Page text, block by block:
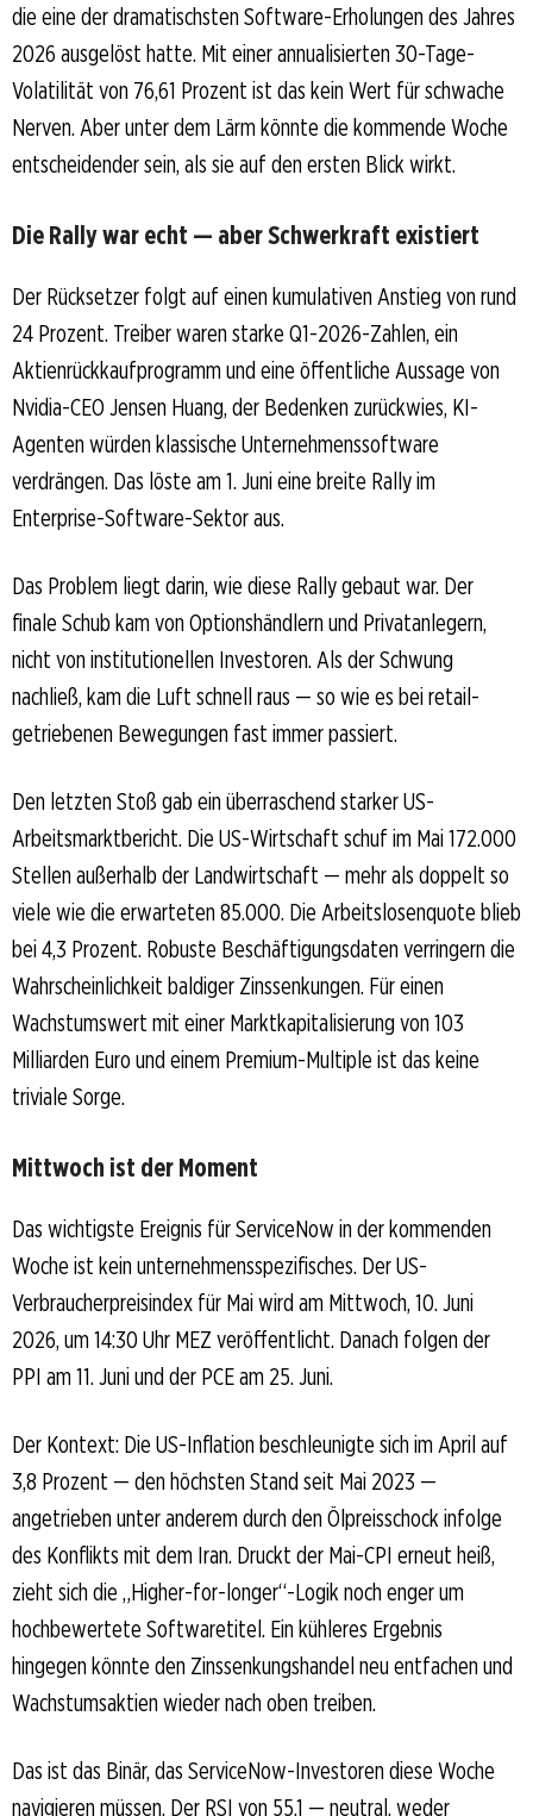
die eine der dramatischsten Software-Erholungen des Jahres
2026 ausgelöst hatte. Mit einer annualisierten 30-Tage-
Volatilität von 76,61 Prozent ist das kein Wert für schwache
Nerven. Aber unter dem Lärm könnte die kommende Woche
entscheidender sein, als sie auf den ersten Blick wirkt.
Die Rally war echt — aber Schwerkraft existiert
Der Rücksetzer folgt auf einen kumulativen Anstieg von rund
24 Prozent. Treiber waren starke Q1-2026-Zahlen, ein
Aktienrückkaufprogramm und eine öffentliche Aussage von
Nvidia-CEO Jensen Huang, der Bedenken zurückwies, KI-
Agenten würden klassische Unternehmenssoftware
verdrängen. Das löste am 1. Juni eine breite Rally im
Enterprise-Software-Sektor aus.
Das Problem liegt darin, wie diese Rally gebaut war. Der
finale Schub kam von Optionshändlern und Privatanlegern,
nicht von institutionellen Investoren. Als der Schwung
nachließ, kam die Luft schnell raus — so wie es bei retail-
getriebenen Bewegungen fast immer passiert.
Den letzten Stoß gab ein überraschend starker US-
Arbeitsmarktbericht. Die US-Wirtschaft schuf im Mai 172.000
Stellen außerhalb der Landwirtschaft — mehr als doppelt so
viele wie die erwarteten 85.000. Die Arbeitslosenquote blieb
bei 4,3 Prozent. Robuste Beschäftigungsdaten verringern die
Wahrscheinlichkeit baldiger Zinssenkungen. Für einen
Wachstumswert mit einer Marktkapitalisierung von 103
Milliarden Euro und einem Premium-Multiple ist das keine
triviale Sorge.
Mittwoch ist der Moment
Das wichtigste Ereignis für ServiceNow in der kommenden
Woche ist kein unternehmensspezifisches. Der US-
Verbraucherpreisindex für Mai wird am Mittwoch, 10. Juni
2026, um 14:30 Uhr MEZ veröffentlicht. Danach folgen der
PPI am 11. Juni und der PCE am 25. Juni.
Der Kontext: Die US-Inflation beschleunigte sich im April auf
3,8 Prozent — den höchsten Stand seit Mai 2023 —
angetrieben unter anderem durch den Ölpreisschock infolge
des Konflikts mit dem Iran. Druckt der Mai-CPI erneut heiß,
zieht sich die „Higher-for-longer“-Logik noch enger um
hochbewertete Softwaretitel. Ein kühleres Ergebnis
hingegen könnte den Zinssenkungshandel neu entfachen und
Wachstumsaktien wieder nach oben treiben.
Das ist das Binär, das ServiceNow-Investoren diese Woche
navigieren müssen. Der RSI von 55,1 — neutral, weder